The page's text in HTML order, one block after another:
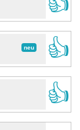
neu
👍
👍